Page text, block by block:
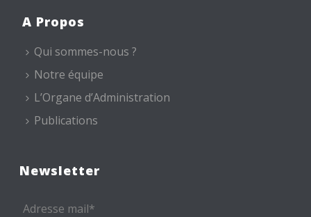
A Propos
Qui sommes-nous ?
Notre équipe
L’Organe d’Administration
Publications
Newsletter
Adresse mail*